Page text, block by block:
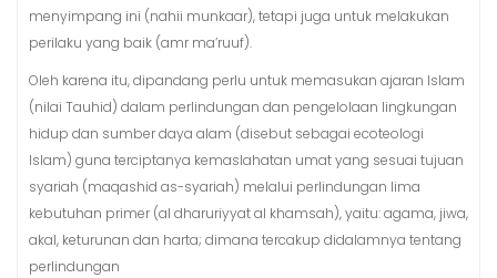
menyimpang ini (nahii munkaar), tetapi juga untuk melakukan
perilaku yang baik (amr ma’ruuf).
Oleh karena itu, dipandang perlu untuk memasukan ajaran Islam
(nilai Tauhid) dalam perlindungan dan pengelolaan lingkungan
hidup dan sumber daya alam (disebut sebagai ecoteologi
Islam) guna terciptanya kemaslahatan umat yang sesuai tujuan
syariah (maqashid as-syariah) melalui perlindungan lima
kebutuhan primer (al dharuriyyat al khamsah), yaitu: agama, jiwa,
akal, keturunan dan harta; dimana tercakup didalamnya tentang
perlindungan